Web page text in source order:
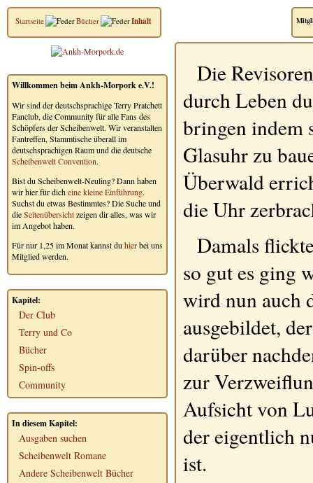
Startseite Bücher Inhalt
Willkommen beim Ankh-Morpork e.V.!
Wir sind der deutschsprachige Terry Pratchett
Fanclub, die Community für alle Fans des
Schöpfers der Scheibenwelt. Wir veranstalten
Fantreffen, Stammtische überall im
deutschsprachigen Raum und die deutsche
Scheibenwelt Convention.
Bist du Scheibenwelt-Neuling? Dann haben
wir hier für dicheine kleine Einführung.
Suchst du etwas Bestimmtes? Die Suche und
dieSeitenübersichtzeigen dir alles, was wir
im Angebot haben.
Für nur 1,25 im Monat kannst du hierbei uns
Mitglied werden.
Kapitel:
Der Club
Terry und Co
Bücher
Spin-offs
Community
In diesem Kapitel:
Ausgaben suchen
Scheibenwelt Romane
Andere Scheibenwelt Bücher
Die
durch Leben
bringen indem
Glasuhr zu
Überwald
die Uhr
Damals
so gut es ging
wird nun auch
ausgebildet,
darüber
zur
Aufsicht von
der eigentlich
ist.